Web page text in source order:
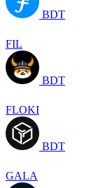
BDT
FIL
BDT
FLOKI
BDT
GALA